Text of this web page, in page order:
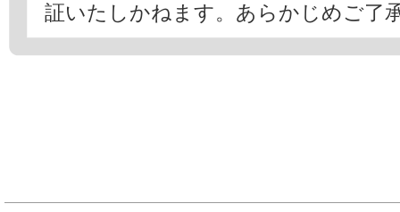
証いたしかねます。あらかじめご了